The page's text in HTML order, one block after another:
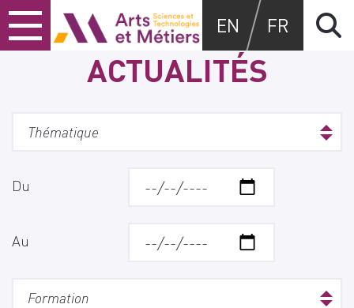
Skip
to
content
Skip
to
main
Skip
to
search
Arts et métiers
EN FR
ACTUALITÉS
Du
Au